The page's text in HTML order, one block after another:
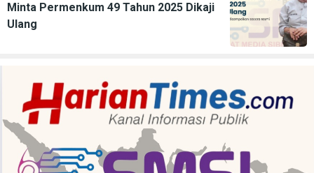
Minta Permenkum 49 Tahun 2025 Dikaji
Ulang